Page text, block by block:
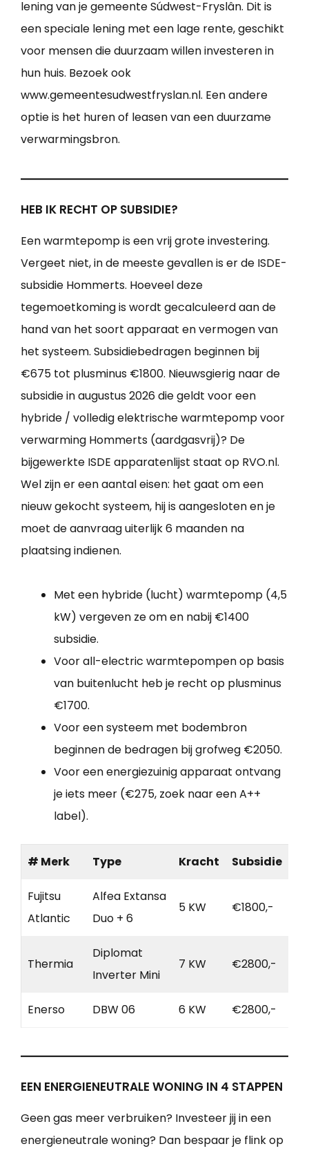
lening van je gemeente Súdwest-Fryslân. Dit is
een speciale lening met een lage rente, geschikt
voor mensen die duurzaam willen investeren in
hun huis. Bezoek ook
www.gemeentesudwestfryslan.nl. Een andere
optie is het huren of leasen van een duurzame
verwarmingsbron.
HEB IK RECHT OP SUBSIDIE?
Een warmtepomp is een vrij grote investering.
Vergeet niet, in de meeste gevallen is er de ISDE-
subsidie Hommerts. Hoeveel deze
tegemoetkoming is wordt gecalculeerd aan de
hand van het soort apparaat en vermogen van
het systeem. Subsidiebedragen beginnen bij
€675 tot plusminus €1800. Nieuwsgierig naar de
subsidie in augustus 2026 die geldt voor een
hybride / volledig elektrische warmtepomp voor
verwarming Hommerts (aardgasvrij)? De
bijgewerkte ISDE apparatenlijst staat op RVO.nl.
Wel zijn er een aantal eisen: het gaat om een
nieuw gekocht systeem, hij is aangesloten en je
moet de aanvraag uiterlijk 6 maanden na
plaatsing indienen.
Met een hybride (lucht) warmtepomp (4,5
kW) vergeven ze om en nabij €1400
subsidie.
Voor all-electric warmtepompen op basis
van buitenlucht heb je recht op plusminus
€1700.
Voor een systeem met bodembron
beginnen de bedragen bij grofweg €2050.
Voor een energiezuinig apparaat ontvang
je iets meer (€275, zoek naar een A++
label).
# Merk Type Kracht Subsidie
Fujitsu
Atlantic
Alfea Extansa
Duo + 6
5 KW €1800,-
Thermia
Diplomat
Inverter Mini
7 KW €2800,-
Enerso DBW 06 6 KW €2800,-
EEN ENERGIENEUTRALE WONING IN 4 STAPPEN
Geen gas meer verbruiken? Investeer jij in een
energieneutrale woning? Dan bespaar je flink op